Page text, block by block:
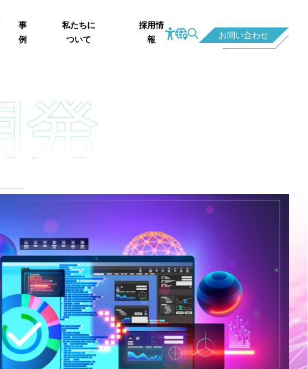
事
例
私たちに
ついて
採用情
報
お問い合わせ